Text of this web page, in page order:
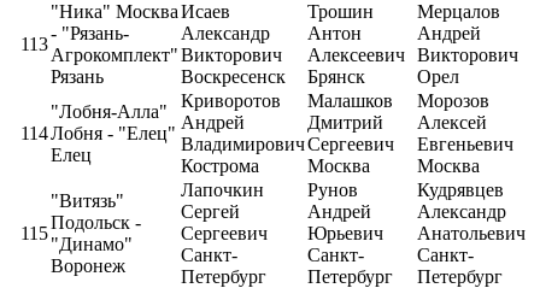
113
"Ника" Москва
- "Рязань-
Агрокомплект"
Рязань
Исаев
Александр
Викторович
Воскресенск
Трошин
Антон
Алексеевич
Брянск
Мерцалов
Андрей
Викторович
Орел
114
"Лобня-Алла"
Лобня - "Елец"
Елец
Криворотов
Андрей
Владимирович
Кострома
Малашков
Дмитрий
Сергеевич
Москва
Морозов
Алексей
Евгеньевич
Москва
115
"Витязь"
Подольск -
"Динамо"
Воронеж
Лапочкин
Сергей
Сергеевич
Санкт-
Петербург
Рунов
Андрей
Юрьевич
Санкт-
Петербург
Кудрявцев
Александр
Анатольевич
Санкт-
Петербург